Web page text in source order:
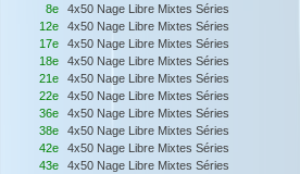
8e
4x50 Nage Libre Mixtes Séries
12e
4x50 Nage Libre Mixtes Séries
17e
4x50 Nage Libre Mixtes Séries
18e
4x50 Nage Libre Mixtes Séries
21e
4x50 Nage Libre Mixtes Séries
22e
4x50 Nage Libre Mixtes Séries
36e
4x50 Nage Libre Mixtes Séries
38e
4x50 Nage Libre Mixtes Séries
42e
4x50 Nage Libre Mixtes Séries
43e
4x50 Nage Libre Mixtes Séries